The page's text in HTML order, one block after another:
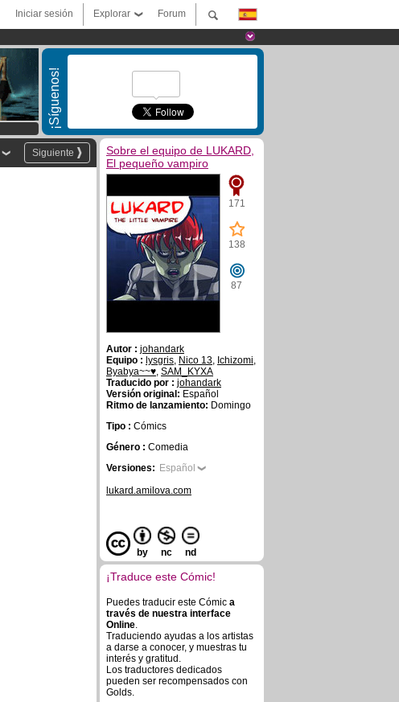
Forum
Explorar
Iniciar sesión
¡Síguenos!
Siguiente
Sobre el equipo de LUKARD,
El pequeño vampiro
171
138
87
Autor : johandark
Equipo : lysgris, Nico 13, Ichizomi,
Byabya~~♥, SAM_KYXA
Traducido por : johandark
Versión original: Español
Ritmo de lanzamiento: Domingo
Tipo : Cómics
Género : Comedia
Versiones: Español
lukard.amilova.com
by nc nd
¡Traduce este Cómic!
Puedes traducir este Cómic a
través de nuestra interface
Online.
Traduciendo ayudas a los artistas
a darse a conocer, y muestras tu
interés y gratitud.
Los traductores dedicados
pueden ser recompensados con
Golds.